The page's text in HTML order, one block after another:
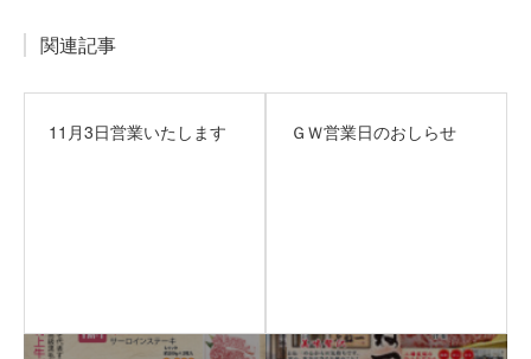
関連記事
11月3日営業いたします ＧＷ営業日のおしらせ